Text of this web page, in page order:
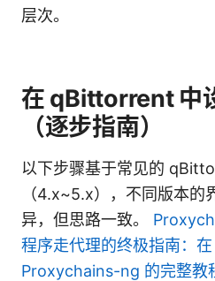
层次。
在 qBittorrent 中
（逐步指南）
以下步骤基于常见的
（4.x~5.x），不同版本的
异，但思路一致。
程序走代理的终极指南：
Proxychains-ng 的完整教